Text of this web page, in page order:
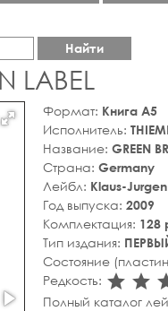
Найти
LABEL
Формат: Книга A5
Исполнитель:
Название: GREEN
Страна: Germany
Лейбл: Klaus-
Год выпуска: 2009
Комплектация: 128
Тип издания:
Состояние
Редкость:
Полный каталог